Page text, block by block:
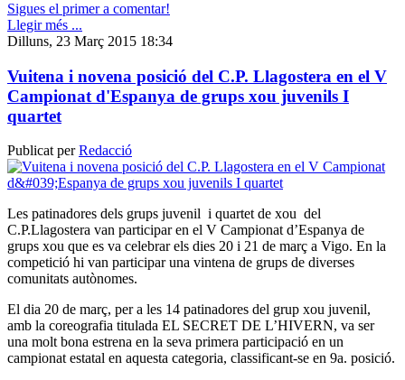
Sigues el primer a comentar!
Llegir més ...
Dilluns, 23 Març 2015 18:34
Vuitena i novena posició del C.P. Llagostera en el V
Campionat d'Espanya de grups xou juvenils I
quartet
Publicat perRedacció
Les patinadores dels grups juvenil i quartet de xou del
C.P.Llagostera van participar en el V Campionat d’Espanya de
grups xou que es va celebrar els dies 20 i 21 de març a Vigo. En la
competició hi van participar una vintena de grups de diverses
comunitats autònomes.
El dia 20 de març, per a les 14 patinadores del grup xou juvenil,
amb la coreografia titulada EL SECRET DE L’HIVERN, va ser
una molt bona estrena en la seva primera participació en un
campionat estatal en aquesta categoria, classificant-se en 9a. posició.